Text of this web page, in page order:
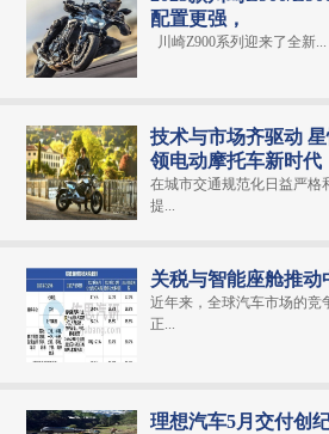
配置更强，
川崎Z900系列迎来了全新...
技术与市场齐驱动
领电动摩托车新时代
在城市交通规范化日益严格
提...
关税与智能座舱推动
近年来，全球汽车市场的竞
正...
理想汽车5月交付创